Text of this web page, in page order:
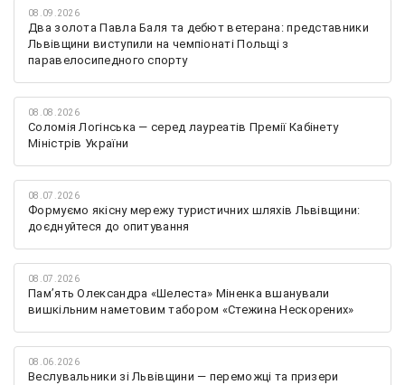
08.09.2026
Два золота Павла Баля та дебют ветерана: представники
Львівщини виступили на чемпіонаті Польщі з
паравелосипедного спорту
08.08.2026
Соломія Логінська — серед лауреатів Премії Кабінету
Міністрів України
08.07.2026
Формуємо якісну мережу туристичних шляхів Львівщини:
доєднуйтеся до опитування
08.07.2026
Памʼять Олександра «Шелеста» Міненка вшанували
вишкільним наметовим табором «Стежина Нескорених»
08.06.2026
Веслувальники зі Львівщини — переможці та призери